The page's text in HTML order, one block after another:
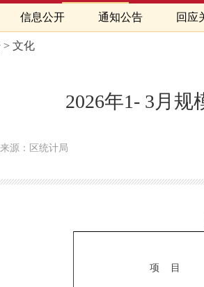
信息公开 通知公告 回应
> 文化
2026年1- 3月
来源：区统计局
项 目